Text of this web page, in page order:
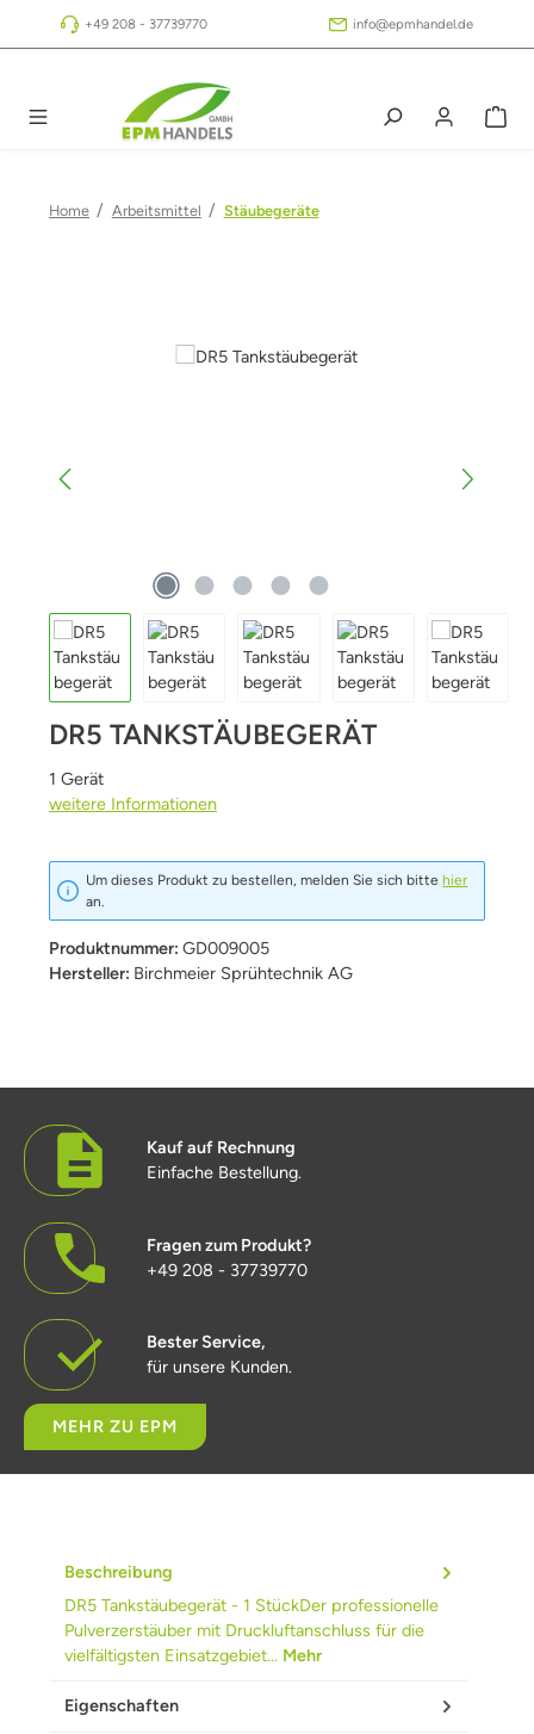
Zum Hauptinhalt springen
+49 208 - 37739770 info@epmhandel.de
Home / Arbeitsmittel / Stäubegeräte
Bildergalerie überspringen
DR5 TANKSTÄUBEGERÄT
1 Gerät
weitere Informationen
Um dieses Produkt zu bestellen, melden Sie sich bitte hier
an.
Produktnummer: GD009005
Hersteller: Birchmeier Sprühtechnik AG
Kauf auf Rechnung
Einfache Bestellung.
Fragen zum Produkt?
+49 208 - 37739770
Bester Service,
für unsere Kunden.
MEHR ZU EPM
Beschreibung
DR5 Tankstäubegerät - 1 StückDer professionelle
Pulverzerstäuber mit Druckluftanschluss für die
vielfältigsten Einsatzgebiet… Mehr
Eigenschaften